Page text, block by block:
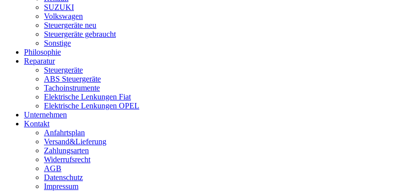
SUZUKI
Volkswagen
Steuergeräte neu
Steuergeräte gebraucht
Sonstige
Philosophie
Reparatur
Steuergeräte
ABS Steuergeräte
Tachoinstrumente
Elektrische Lenkungen Fiat
Elektrische Lenkungen OPEL
Unternehmen
Kontakt
Anfahrtsplan
Versand&Lieferung
Zahlungsarten
Widerrufsrecht
AGB
Datenschutz
Impressum